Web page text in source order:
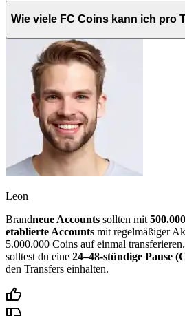
Wie viele FC Coins kann ich pro
Leon
Brandneue Accounts sollten mit
etablierte Accounts mit regelmäßiger
5.000.000 Coins auf einmal
solltest du eine 24–48-stündige Pause
den Transfers einhalten.